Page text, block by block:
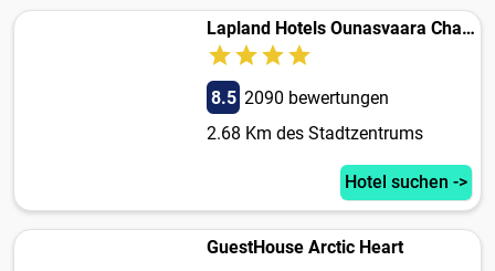
Lapland Hotels Ounasvaara Chalets
8.5 2090 bewertungen
2.68 Km des Stadtzentrums
Hotel suchen ->
GuestHouse Arctic Heart